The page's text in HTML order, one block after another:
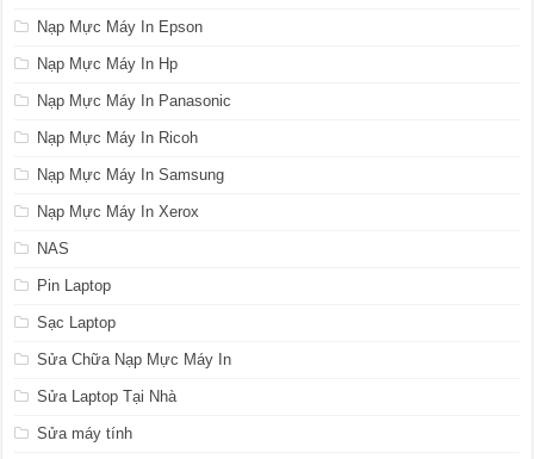
Nạp Mực Máy In Epson
Nạp Mực Máy In Hp
Nạp Mực Máy In Panasonic
Nạp Mực Máy In Ricoh
Nạp Mực Máy In Samsung
Nạp Mực Máy In Xerox
NAS
Pin Laptop
Sạc Laptop
Sửa Chữa Nạp Mực Máy In
Sửa Laptop Tại Nhà
Sửa máy tính